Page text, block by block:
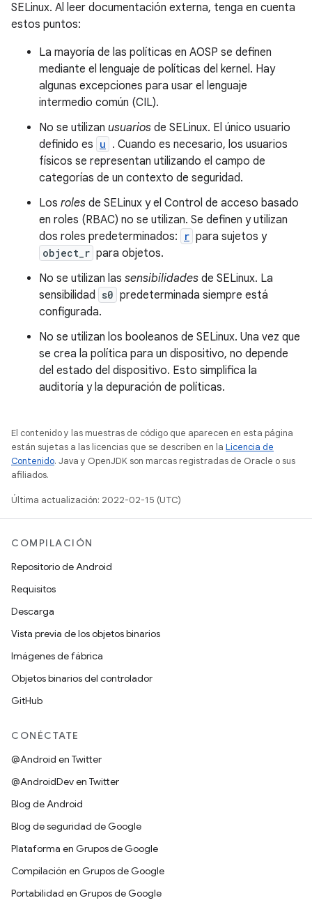
SELinux. Al leer documentación externa, tenga en cuenta
estos puntos:
La mayoría de las políticas en AOSP se definen
mediante el lenguaje de políticas del kernel. Hay
algunas excepciones para usar el lenguaje
intermedio común (CIL).
No se utilizan usuarios de SELinux. El único usuario
definido es u . Cuando es necesario, los usuarios
físicos se representan utilizando el campo de
categorías de un contexto de seguridad.
Los roles de SELinux y el Control de acceso basado
en roles (RBAC) no se utilizan. Se definen y utilizan
dos roles predeterminados:
r para sujetos y
object_r para objetos.
No se utilizan las sensibilidades de SELinux. La
sensibilidad s0 predeterminada siempre está
configurada.
No se utilizan los booleanos de SELinux. Una vez que
se crea la política para un dispositivo, no depende
del estado del dispositivo. Esto simplifica la
auditoría y la depuración de políticas.
El contenido y las muestras de código que aparecen en esta página
están sujetas a las licencias que se describen en la Licencia de
Contenido. Java y OpenJDK son marcas registradas de Oracle o sus
afiliados.
Última actualización: 2022-02-15 (UTC)
COMPILACIÓN
Repositorio de Android
Requisitos
Descarga
Vista previa de los objetos binarios
Imágenes de fábrica
Objetos binarios del controlador
GitHub
CONÉCTATE
@Android en Twitter
@AndroidDev en Twitter
Blog de Android
Blog de seguridad de Google
Plataforma en Grupos de Google
Compilación en Grupos de Google
Portabilidad en Grupos de Google